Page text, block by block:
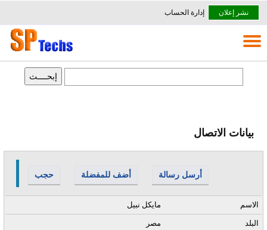
نشر إعلان إدارة الحساب
بيانات الاتصال
حجب أضف للمفضلة أرسل رسالة
مايكل نبيل الاسم
مصر البلد